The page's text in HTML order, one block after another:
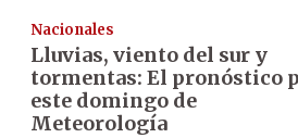
Nacionales
Lluvias, viento del sur y
tormentas: El pronóstico
este domingo de
Meteorología